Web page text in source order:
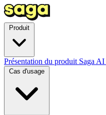
Présentation du produit Saga AI